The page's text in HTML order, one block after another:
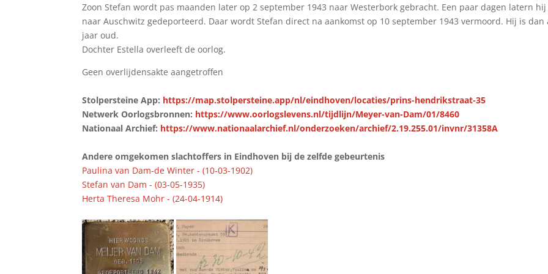
Zoon Stefan wordt pas maanden later op 2 september 1943 naar Westerbork gebracht. Een paar dagen latern hij
naar Auschwitz gedeporteerd. Daar wordt Stefan direct na aankomst op 10 september 1943 vermoord. Hij is dan
jaar oud.
Dochter Estella overleeft de oorlog.
Geen overlijdensakte aangetroffen
Stolpersteine App: https://map.stolpersteine.app/nl/eindhoven/locaties/prins-hendrikstraat-35
Netwerk Oorlogsbronnen: https://www.oorlogslevens.nl/tijdlijn/Meyer-van-Dam/01/8460
Nationaal Archief: https://www.nationaalarchief.nl/onderzoeken/archief/2.19.255.01/invnr/31358A
Andere omgekomen slachtoffers in Eindhoven bij de zelfde gebeurtenis
Paulina van Dam-de Winter - (10-03-1902)
Stefan van Dam - (03-05-1935)
Herta Theresa Mohr - (24-04-1914)